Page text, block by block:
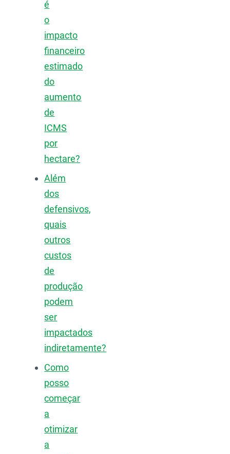
é
o
impacto
financeiro
estimado
do
aumento
de
ICMS
por
hectare?
Além
dos
defensivos,
quais
outros
custos
de
produção
podem
ser
impactados
indiretamente?
Como
posso
começar
a
otimizar
a